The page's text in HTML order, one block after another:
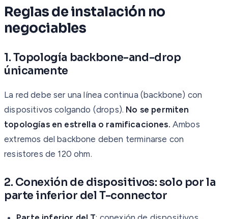
Reglas de instalación no
negociables
1. Topología backbone-and-drop
únicamente
La red debe ser una línea continua (backbone) con
dispositivos colgando (drops). No se permiten
topologías en estrella o ramificaciones. Ambos
extremos del backbone deben terminarse con
resistores de 120 ohm.
2. Conexión de dispositivos: solo por la
parte inferior del T-connector